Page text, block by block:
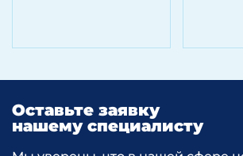
генерируемых
издержек по привлеченным
средствам
Оставьте заявку
нашему специалисту